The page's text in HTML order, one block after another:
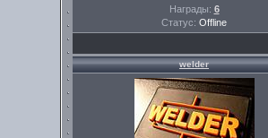
Награды: 6
Статус: Offline
welder